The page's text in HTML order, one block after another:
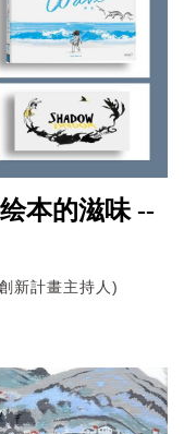
本的滋味 --
新計畫主持人)